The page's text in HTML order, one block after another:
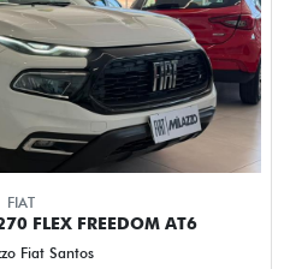
FIAT
FLEX FREEDOM AT6
Fiat Santos